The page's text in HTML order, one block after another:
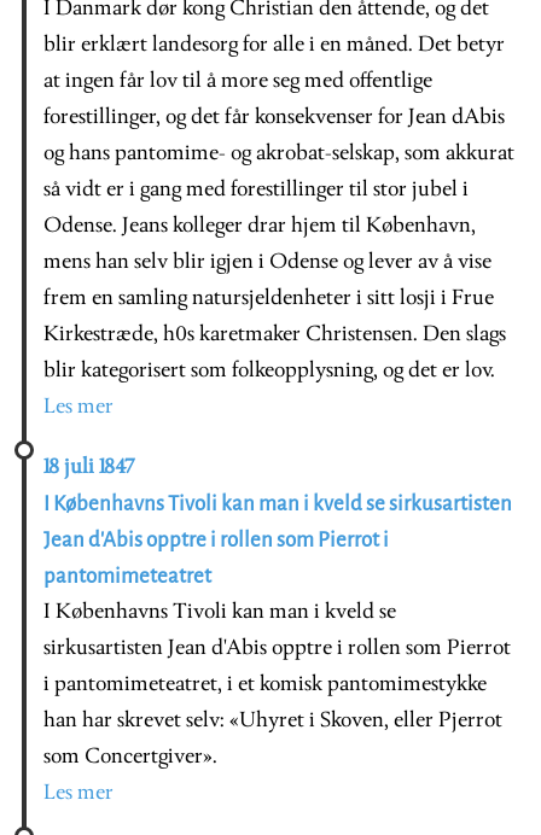
I Danmark dør kong Christian den åttende, og det
blir erklært landesorg for alle i en måned. Det betyr
at ingen får lov til å more seg med offentlige
forestillinger, og det får konsekvenser for Jean dAbis
og hans pantomime- og akrobat-selskap, som akkurat
så vidt er i gang med forestillinger til stor jubel i
Odense. Jeans kolleger drar hjem til København,
mens han selv blir igjen i Odense og lever av å vise
frem en samling natursjeldenheter i sitt losji i Frue
Kirkestræde, h0s karetmaker Christensen. Den slags
blir kategorisert som folkeopplysning, og det er lov.
Les mer
18 juli 1847
I Københavns Tivoli kan man i kveld se sirkusartisten
Jean d'Abis opptre i rollen som Pierrot i
pantomimeteatret
I Københavns Tivoli kan man i kveld se
sirkusartisten Jean d'Abis opptre i rollen som Pierrot
i pantomimeteatret, i et komisk pantomimestykke
han har skrevet selv: «Uhyret i Skoven, eller Pjerrot
som Concertgiver».
Les mer